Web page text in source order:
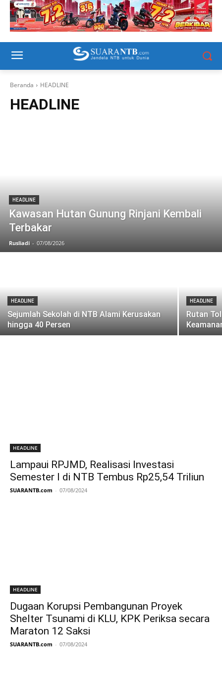
Beranda HEADLINE
HEADLINE
HEADLINE
Kawasan Hutan Gunung Rinjani Kembali
Terbakar
Rusliadi - 07/08/2026
HEADLINE
Sejumlah Sekolah di NTB Alami Kerusakan
hingga 40 Persen
HEADLINE
Rutan
HEADLINE
Lampaui RPJMD, Realisasi Investasi
Semester I di NTB Tembus Rp25,54 Triliun
SUARANTB.com - 07/08/2024
HEADLINE
Dugaan Korupsi Pembangunan Proyek
Shelter Tsunami di KLU, KPK Periksa secara
Maraton 12 Saksi
SUARANTB.com - 07/08/2024